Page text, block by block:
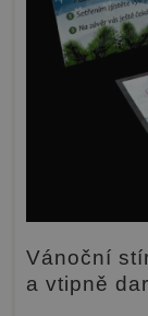
Vánoční
a vtipně